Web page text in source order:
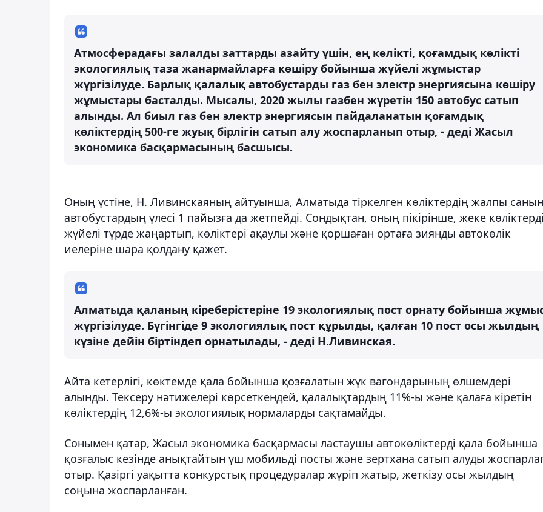
Атмосферадағы залалды заттарды азайту үшін, ең көлікті, қоғамдық көлікті
экологиялық таза жанармайларға көшіру бойынша жүйелі жұмыстар
жүргізілуде. Барлық қалалық автобустарды газ бен электр энергиясына көшіру
жұмыстары басталды. Мысалы, 2020 жылы газбен жүретін 150 автобус сатып
алынды. Ал биыл газ бен электр энергиясын пайдаланатын қоғамдық
көліктердің 500-ге жуық бірлігін сатып алу жоспарланып отыр, - деді Жасыл
экономика басқармасының басшысы.
Оның үстіне, Н. Ливинскаяның айтуынша, Алматыда тіркелген көліктердің жалпы
автобустардың үлесі 1 пайызға да жетпейді. Сондықтан, оның пікірінше, жеке
жүйелі түрде жаңартып, көліктері ақаулы және қоршаған ортаға зиянды автокөлік
иелеріне шара қолдану қажет.
Алматыда қаланың кіреберістеріне 19 экологиялық пост орнату бойынша
жүргізілуде. Бүгінгіде 9 экологиялық пост құрылды, қалған 10 пост осы жылдың
күзіне дейін біртіндеп орнатылады, - деді Н.Ливинская.
Айта кетерлігі, көктемде қала бойынша қозғалатын жүк вагондарының өлшемдері
алынды. Тексеру нәтижелері көрсеткендей, қалалықтардың 11%-ы және қалаға кіретін
көліктердің 12,6%-ы экологиялық нормаларды сақтамайды.
Сонымен қатар, Жасыл экономика басқармасы ластаушы автокөліктерді қала бойынша
қозғалыс кезінде анықтайтын үш мобильді посты және зертхана сатып алуды
отыр. Қазіргі уақытта конкурстық процедуралар жүріп жатыр, жеткізу осы жылдың
соңына жоспарланған.